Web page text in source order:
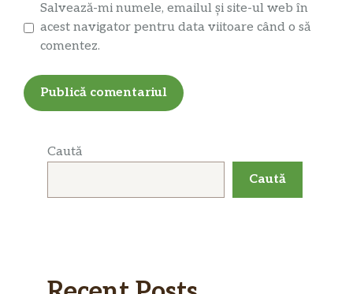
Salvează-mi numele, emailul și site-ul web în
acest navigator pentru data viitoare când o să
comentez.
Caută
Caută